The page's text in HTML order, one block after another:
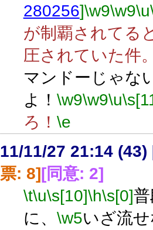
280256]\w9\w9\u
が制覇されてる
圧されていた件
マンドーじゃな
よ！ \w9\w9\u
ろ！ \e
11/11/27 21:14 (43)
票: 8][同意: 2]
\t\u\s[10]\h\s[0]
に、 \w5いざ流